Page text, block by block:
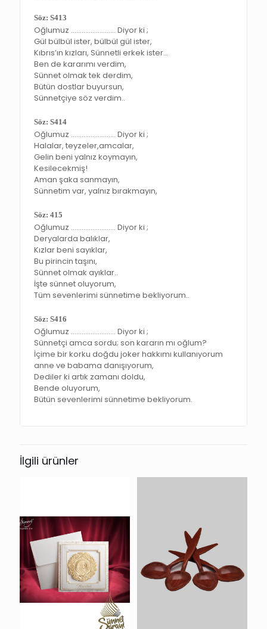
Söz: S413
Oğlumuz ……………………. Diyor ki ;
Gül bülbül ister, bülbül gül ister,
Kıbrıs’ın kızları, Sünnetli erkek ister…
Ben de kararımı verdim,
Sünnet olmak tek derdim,
Bütün dostlar buyursun,
Sünnetçiye söz verdim..
Söz: S414
Oğlumuz ……………………. Diyor ki ;
Halalar, teyzeler,amcalar,
Gelin beni yalnız koymayın,
Kesilecekmiş!
Aman şaka sanmayın,
Sünnetim var, yalnız bırakmayın,
Söz: 415
Oğlumuz ……………………. Diyor ki ;
Deryalarda balıklar,
Kızlar beni sayıklar,
Bu pirincin taşını,
Sünnet olmak ayıklar..
İşte sünnet oluyorum,
Tüm sevenlerimi sünnetime bekliyorum..
Söz: S416
Oğlumuz ……………………. Diyor ki ;
Sünnetçi amca sordu; son kararın mı oğlum?
İçime bir korku doğdu joker hakkımı kullanıyorum
anne ve babama danışıyorum,
Dediler ki artık zamanı doldu,
Bende oluyorum,
Bütün sevenlerimi sünnetime bekliyorum.
İlgili ürünler